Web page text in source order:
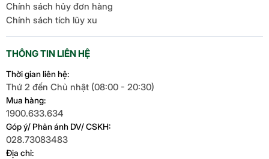
Chính sách hủy đơn hàng
Chính sách tích lũy xu
THÔNG TIN LIÊN HỆ
Thời gian liên hệ:
Thứ 2 đến Chủ nhật (08:00 - 20:30)
Mua hàng:
1900.633.634
Góp ý/ Phản ánh DV/ CSKH:
028.73083483
Địa chỉ: